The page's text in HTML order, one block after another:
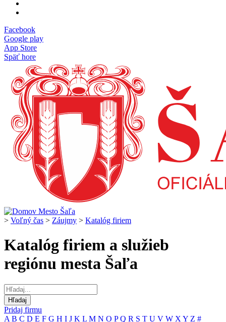
Facebook
Google play
App Store
Späť hore
> Voľný čas > Záujmy > Katalóg firiem
Katalóg firiem a služieb
regiónu mesta Šaľa
Pridaj firmu
A B C D E F G H I J K L M N O P Q R S T U V W X Y Z #